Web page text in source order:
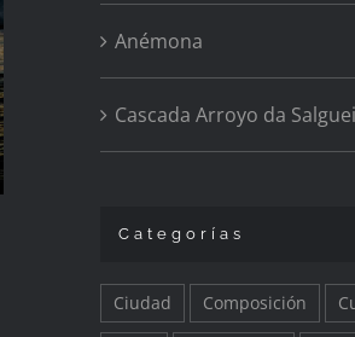
Anémona
Cascada Arroyo da
Categorías
Ciudad Composición